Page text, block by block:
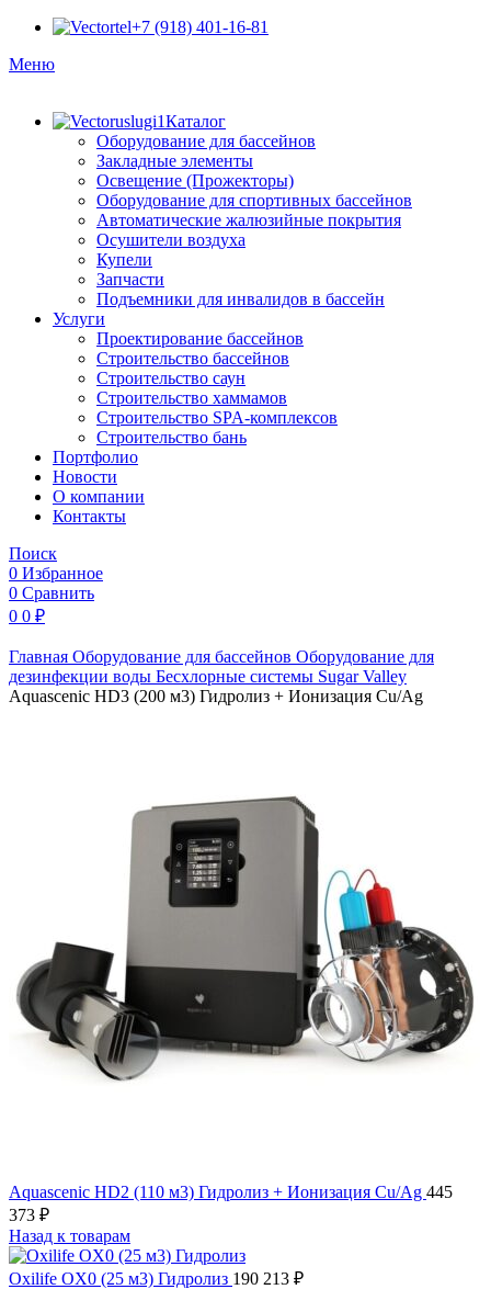
+7 (918) 401-16-81
Меню
Каталог
Оборудование для бассейнов
Закладные элементы
Освещение (Прожекторы)
Оборудование для спортивных бассейнов
Автоматические жалюзийные покрытия
Осушители воздуха
Купели
Запчасти
Подъемники для инвалидов в бассейн
Услуги
Проектирование бассейнов
Строительство бассейнов
Строительство саун
Строительство хаммамов
Строительство SPA-комплексов
Строительство бань
Портфолио
Новости
O компании
Контакты
Поиск
0 Избранное
0 Сравнить
0 0 ₽
Главная Оборудование для бассейнов Оборудование для
дезинфекции воды Бесхлорные системы Sugar Valley
Aquascenic HD3 (200 м3) Гидролиз + Ионизация Cu/Ag
Aquascenic HD2 (110 м3) Гидролиз + Ионизация Cu/Ag 445
373 ₽
Назад к товарам
Oxilife OX0 (25 м3) Гидролиз 190 213 ₽